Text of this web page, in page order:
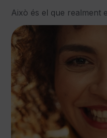
Això és el que realment